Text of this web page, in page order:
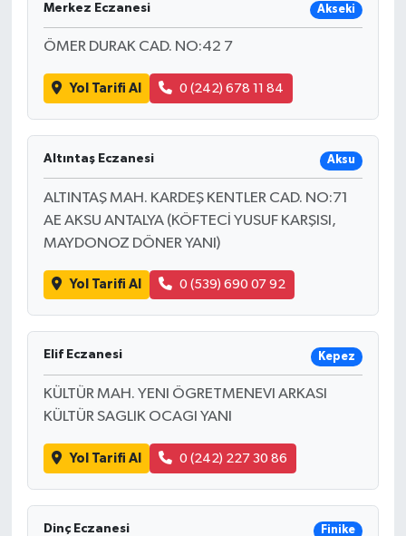
Merkez Eczanesi Akseki
ÖMER DURAK CAD. NO:42 7
Yol Tarifi Al 0 (242) 678 11 84
Altıntaş Eczanesi Aksu
ALTINTAŞ MAH. KARDEŞ KENTLER CAD. NO:71
AE AKSU ANTALYA (KÖFTECİ YUSUF KARŞISI,
MAYDONOZ DÖNER YANI)
Yol Tarifi Al 0 (539) 690 07 92
Elif Eczanesi Kepez
KÜLTÜR MAH. YENI ÖGRETMENEVI ARKASI
KÜLTÜR SAGLIK OCAGI YANI
Yol Tarifi Al 0 (242) 227 30 86
Dinç Eczanesi Finike